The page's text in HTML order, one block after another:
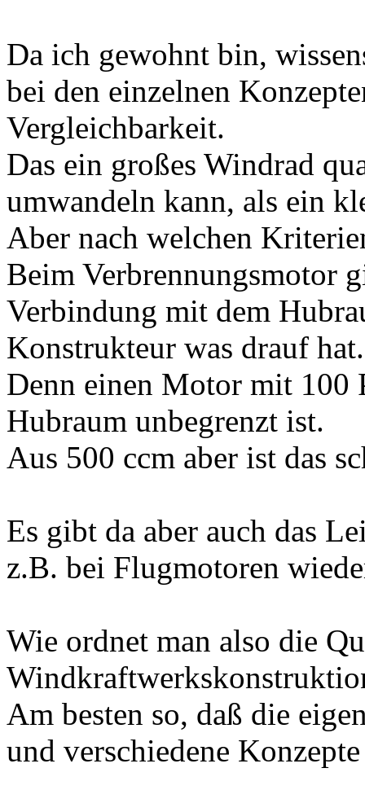
Da ich gewohnt bin,
bei den einzelnen
Vergleichbarkeit.
Das ein großes Windrad
umwandeln kann, als ein
Aber nach welchen
Beim Verbrennungsmotor
Verbindung mit dem
Konstrukteur was drauf hat.
Denn einen Motor mit 100
Hubraum unbegrenzt ist.
Aus 500 ccm aber ist das
Es gibt da aber auch das
z.B. bei Flugmotoren
Wie ordnet man also die
Am besten so, daß die
und verschiedene